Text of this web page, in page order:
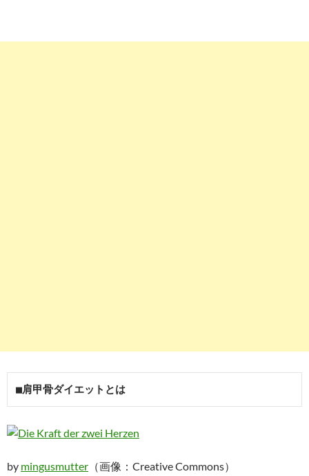
■肩甲骨ダイエットとは
by mingusmutter （画像：Creative Commons）